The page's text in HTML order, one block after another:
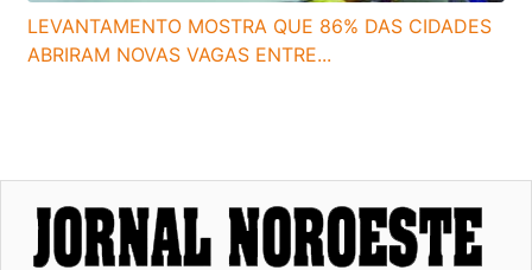
LEVANTAMENTO MOSTRA QUE 86% DAS CIDADES
ABRIRAM NOVAS VAGAS ENTRE...